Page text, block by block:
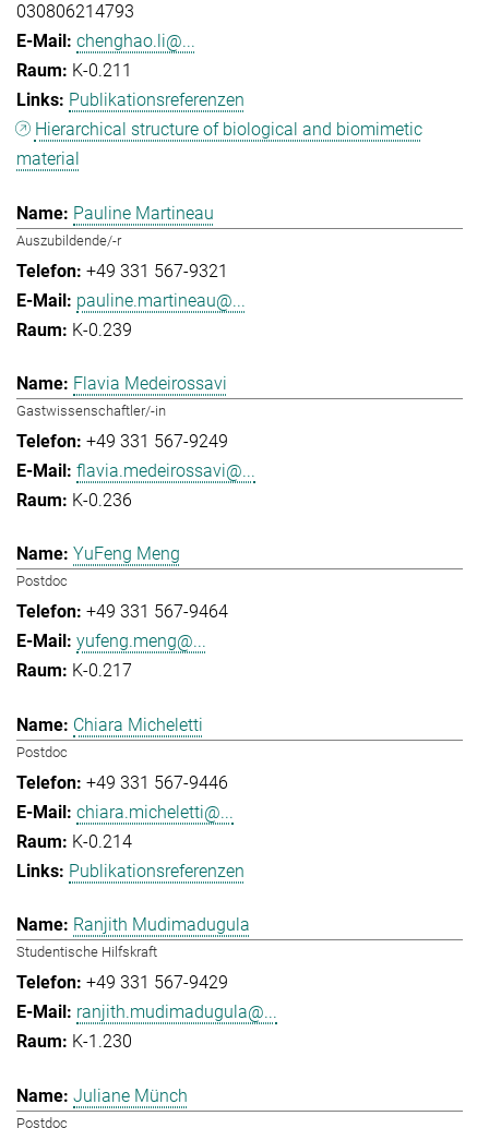
030806214793
chenghao.li@...
K-0.211
Publikationsreferenzen
Hierarchical structure of biological and biomimetic
material
Pauline Martineau
Auszubildende/-r
+49 331 567-9321
pauline.martineau@...
K-0.239
Flavia Medeirossavi
Gastwissenschaftler/-in
+49 331 567-9249
flavia.medeirossavi@...
K-0.236
YuFeng Meng
Postdoc
+49 331 567-9464
yufeng.meng@...
K-0.217
Chiara Micheletti
Postdoc
+49 331 567-9446
chiara.micheletti@...
K-0.214
Publikationsreferenzen
Ranjith Mudimadugula
Studentische Hilfskraft
+49 331 567-9429
ranjith.mudimadugula@...
K-1.230
Juliane Münch
Postdoc